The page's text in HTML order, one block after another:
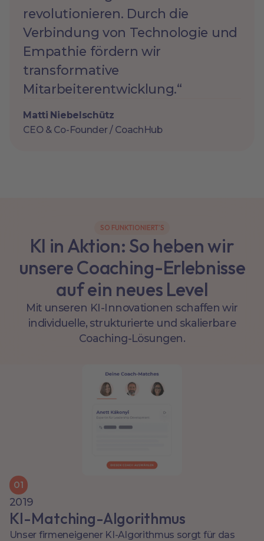
revolutionieren. Durch die
Verbindung von Technologie und
Empathie fördern wir
transformative
Mitarbeiterentwicklung.“
Matti Niebelschütz
CEO & Co-Founder / CoachHub
SO FUNKTIONIERT’S
KI in Aktion: So heben wir
unsere Coaching-Erlebnisse
auf ein neues Level
Mit unseren KI-Innovationen schaffen wir
individuelle, strukturierte und skalierbare
Coaching-Lösungen.
01
2019
KI-Matching-Algorithmus
Unser firmeneigener KI-Algorithmus sorgt für das